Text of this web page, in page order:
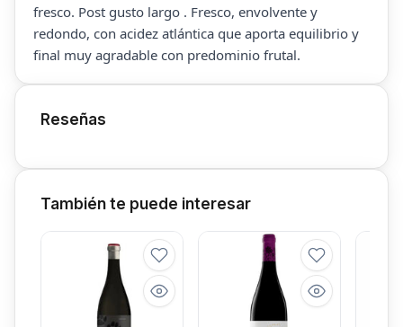
fresco. Post gusto largo . Fresco, envolvente y
redondo, con acidez atlántica que aporta equilibrio y
final muy agradable con predominio frutal.
Reseñas
También te puede interesar